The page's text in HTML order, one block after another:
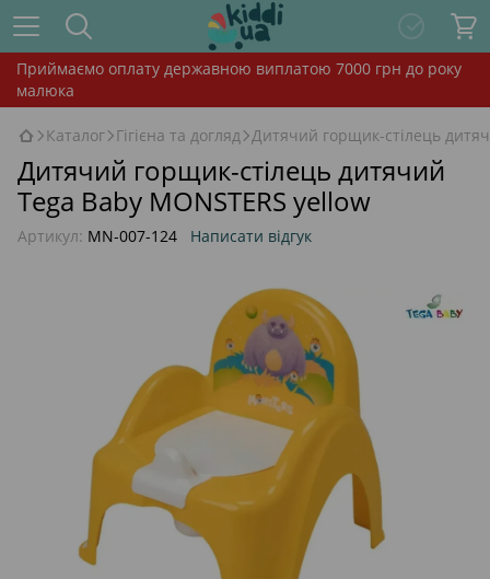
Приймаємо оплату державною виплатою 7000 грн до року
малюка
Каталог Гігієна та догляд Дитячий горщик-стілець
Дитячий горщик-стілець дитячий
Tega Baby MONSTERS yellow
Артикул: MN-007-124 Написати відгук